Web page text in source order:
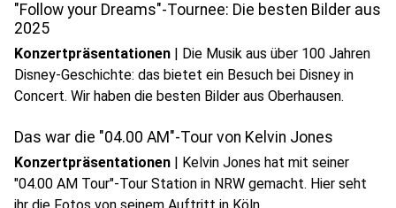
"Follow your Dreams"-Tournee: Die besten Bilder aus
2025
Konzertpräsentationen | Die Musik aus über 100 Jahren
Disney-Geschichte: das bietet ein Besuch bei Disney in
Concert. Wir haben die besten Bilder aus Oberhausen.
Das war die "04.00 AM"-Tour von Kelvin Jones
Konzertpräsentationen | Kelvin Jones hat mit seiner
"04.00 AM Tour"-Tour Station in NRW gemacht. Hier seht